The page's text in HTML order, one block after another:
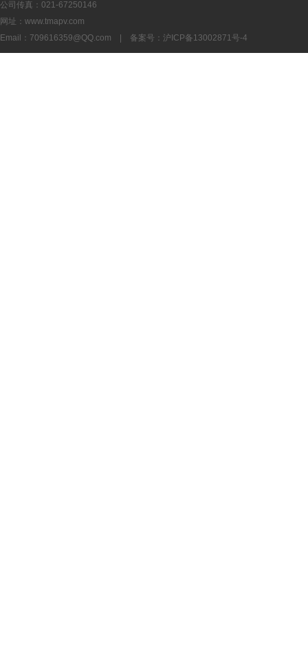
公司传真：021-67250146
网址：www.tmapv.com
Email： 709616359@QQ.com | 备案号： 沪ICP备13002871号-4